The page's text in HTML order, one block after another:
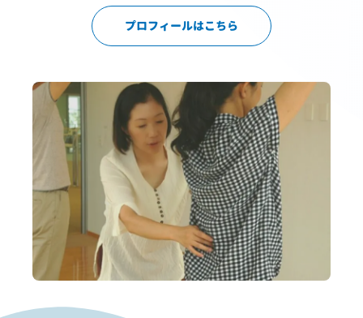
プロフィールはこちら